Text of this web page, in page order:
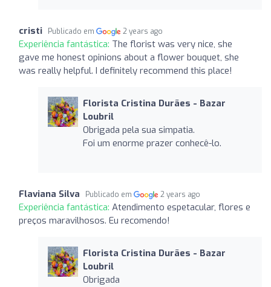
cristi Publicado em 2 years ago
Experiência fantástica: The florist was very nice, she
gave me honest opinions about a flower bouquet, she
was really helpful. I definitely recommend this place!
Florista Cristina Durães - Bazar
Loubril
Obrigada pela sua simpatia.
Foi um enorme prazer conhecê-lo.
Flaviana Silva Publicado em 2 years ago
Experiência fantástica: Atendimento espetacular, flores e
preços maravilhosos. Eu recomendo!
Florista Cristina Durães - Bazar
Loubril
Obrigada